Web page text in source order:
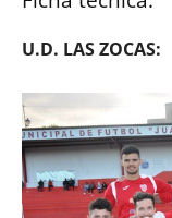
U.D. LAS ZOCAS: